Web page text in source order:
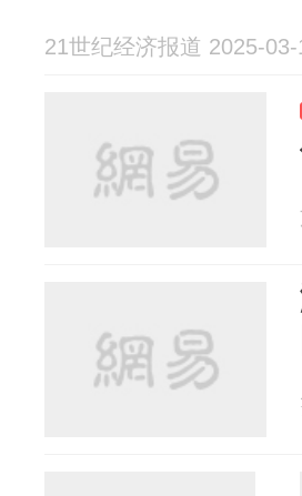
21世纪经济报道 2025-03-